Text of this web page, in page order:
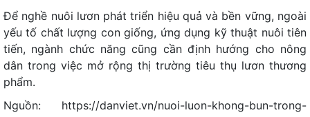
Để nghề nuôi lươn phát triển hiệu quả và bền vững, ngoài
yếu tố chất lượng con giống, ứng dụng kỹ thuật nuôi tiên
tiến, ngành chức năng cũng cần định hướng cho nông
dân trong việc mở rộng thị trường tiêu thụ lươn thương
phẩm.
Nguồn: https://danviet.vn/nuoi-luon-khong-bun-trong-